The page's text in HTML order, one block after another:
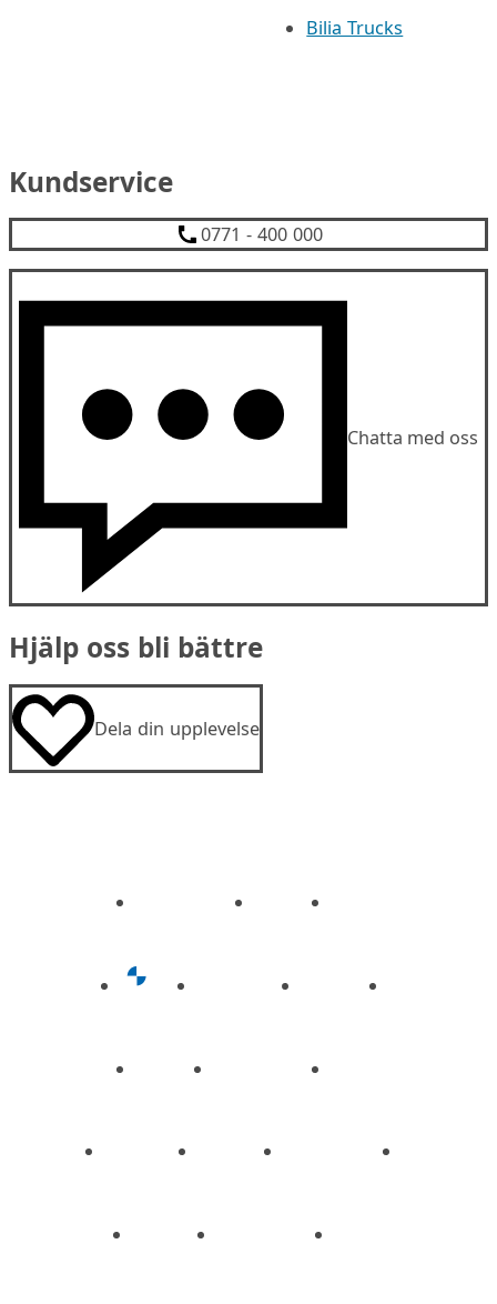
Bilia Trucks
Kundservice
0771 - 400 000
Chatta med oss
Hjälp oss bli bättre
Dela din upplevelse